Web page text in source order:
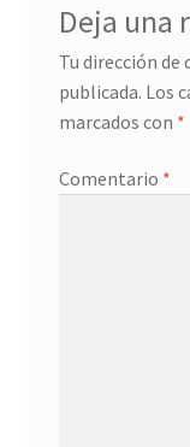
Pescados y Mariscos
Política de
Deja una
Tu dirección
publicada. Los
marcados con *
Comentario *